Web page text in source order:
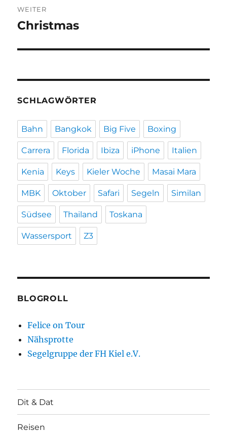
WEITER
Nächster
Christmas
SCHLAGWÖRTER
Bahn Bangkok Big Five Boxing
Carrera Florida Ibiza iPhone Italien
Kenia Keys Kieler Woche Masai Mara
MBK Oktober Safari Segeln Similan
Südsee Thailand Toskana
Wassersport Z3
BLOGROLL
Felice on Tour
Nähsprotte
Segelgruppe der FH Kiel e.V.
Dit & Dat
Reisen